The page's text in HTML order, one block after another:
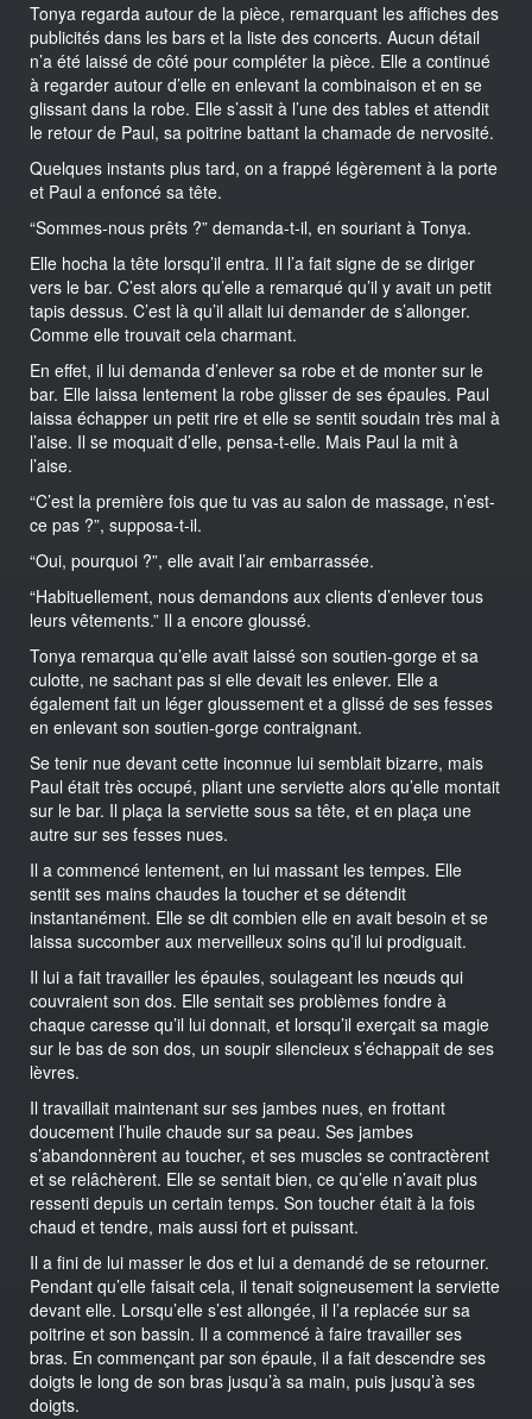
Tonya regarda autour de la pièce, remarquant les affiches des
publicités dans les bars et la liste des concerts. Aucun détail
n’a été laissé de côté pour compléter la pièce. Elle a continué
à regarder autour d’elle en enlevant la combinaison et en se
glissant dans la robe. Elle s’assit à l’une des tables et attendit
le retour de Paul, sa poitrine battant la chamade de nervosité.
Quelques instants plus tard, on a frappé légèrement à la porte
et Paul a enfoncé sa tête.
“Sommes-nous prêts ?” demanda-t-il, en souriant à Tonya.
Elle hocha la tête lorsqu’il entra. Il l’a fait signe de se diriger
vers le bar. C’est alors qu’elle a remarqué qu’il y avait un petit
tapis dessus. C’est là qu’il allait lui demander de s’allonger.
Comme elle trouvait cela charmant.
En effet, il lui demanda d’enlever sa robe et de monter sur le
bar. Elle laissa lentement la robe glisser de ses épaules. Paul
laissa échapper un petit rire et elle se sentit soudain très mal à
l’aise. Il se moquait d’elle, pensa-t-elle. Mais Paul la mit à
l’aise.
“C’est la première fois que tu vas au salon de massage, n’est-
ce pas ?”, supposa-t-il.
“Oui, pourquoi ?”, elle avait l’air embarrassée.
“Habituellement, nous demandons aux clients d’enlever tous
leurs vêtements.” Il a encore gloussé.
Tonya remarqua qu’elle avait laissé son soutien-gorge et sa
culotte, ne sachant pas si elle devait les enlever. Elle a
également fait un léger gloussement et a glissé de ses fesses
en enlevant son soutien-gorge contraignant.
Se tenir nue devant cette inconnue lui semblait bizarre, mais
Paul était très occupé, pliant une serviette alors qu’elle montait
sur le bar. Il plaça la serviette sous sa tête, et en plaça une
autre sur ses fesses nues.
Il a commencé lentement, en lui massant les tempes. Elle
sentit ses mains chaudes la toucher et se détendit
instantanément. Elle se dit combien elle en avait besoin et se
laissa succomber aux merveilleux soins qu’il lui prodiguait.
Il lui a fait travailler les épaules, soulageant les nœuds qui
couvraient son dos. Elle sentait ses problèmes fondre à
chaque caresse qu’il lui donnait, et lorsqu’il exerçait sa magie
sur le bas de son dos, un soupir silencieux s’échappait de ses
lèvres.
Il travaillait maintenant sur ses jambes nues, en frottant
doucement l’huile chaude sur sa peau. Ses jambes
s’abandonnèrent au toucher, et ses muscles se contractèrent
et se relâchèrent. Elle se sentait bien, ce qu’elle n’avait plus
ressenti depuis un certain temps. Son toucher était à la fois
chaud et tendre, mais aussi fort et puissant.
Il a fini de lui masser le dos et lui a demandé de se retourner.
Pendant qu’elle faisait cela, il tenait soigneusement la serviette
devant elle. Lorsqu’elle s’est allongée, il l’a replacée sur sa
poitrine et son bassin. Il a commencé à faire travailler ses
bras. En commençant par son épaule, il a fait descendre ses
doigts le long de son bras jusqu’à sa main, puis jusqu’à ses
doigts.